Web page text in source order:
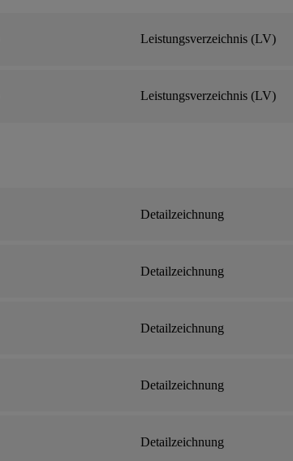
Leistungsverzeichnis (LV)
Leistungsverzeichnis (LV)
Detailzeichnung
Detailzeichnung
Detailzeichnung
Detailzeichnung
Detailzeichnung